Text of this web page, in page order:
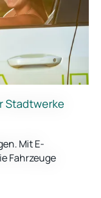
Stadtwerke
Mit E-
Fahrzeuge